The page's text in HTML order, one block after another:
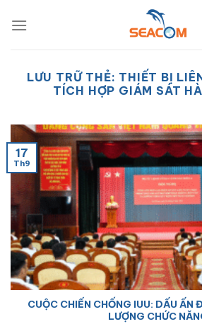
qua
LƯU TRỮ THẺ: THIẾT BỊ
TÍCH HỢP GIÁM SÁT
CUỘC CHIẾN CHỐNG IUU: DẤU ẤN
LƯỢNG CHỨC
17
Th9